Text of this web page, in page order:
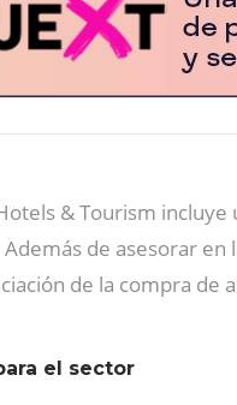
& Tourism incluye
de asesorar
de la compra de
el sector